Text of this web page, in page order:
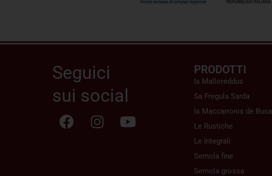
Seguici
sui social
PRODOTTI
Is Malloreddus
Sa Fregula Sarda
Is Maccarronis de Busa
Le Rustiche
Le Integrali
Semola fine
Semola grossa